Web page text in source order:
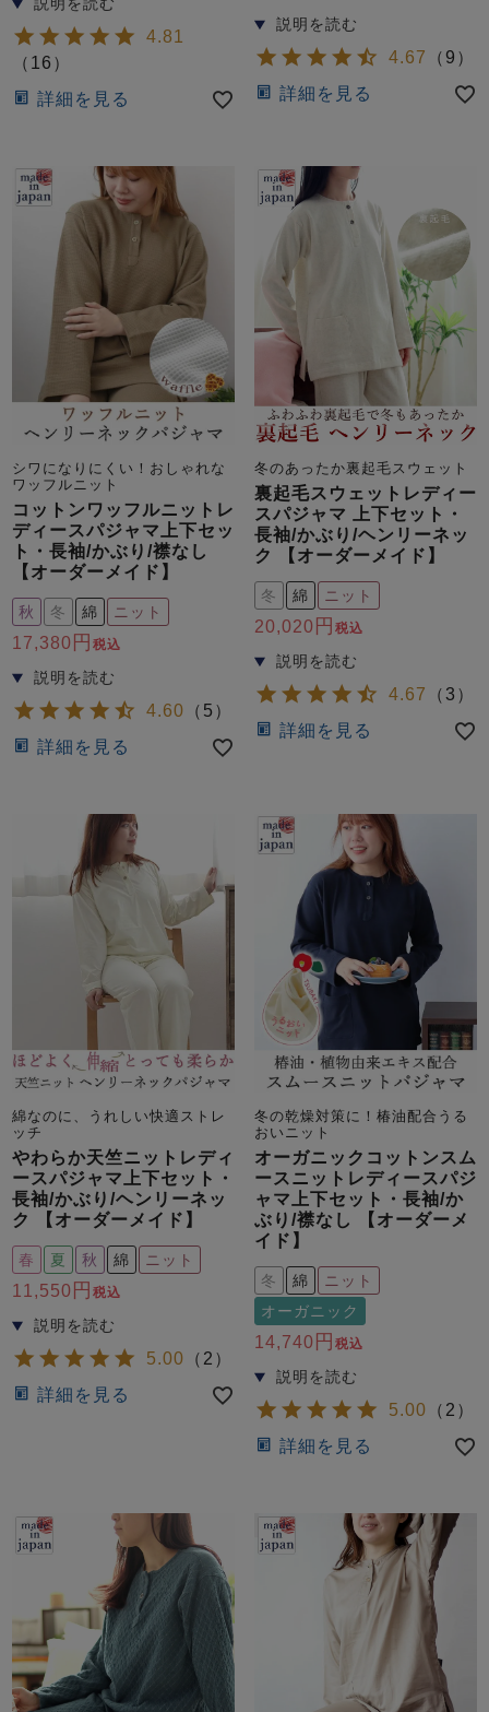
すべての季節のパジャマ一覧はこちら
き
ガールズ
上着
単品
ガールズ
ン単品
ボーイズ
上着
単品
ン単品
売れ筋ランキング
新着商品
すべてのデザインのパジャマ一覧はこちら
4.81
（ 16 ）
詳細を見る
4.67 （ 9 ）
詳細を見る
シワになりにくい！おしゃれな
ワッフルニット
コットンワッフルニットレ
ディースパジャマ上下セッ
ト・長袖/かぶり/襟なし
【オーダーメイド】
秋 冬 綿 ニット
17,380 税込
4.60 （ 5 ）
詳細を見る
冬のあったか裏起毛スウェット
裏起毛スウェットレディー
スパジャマ 上下セット・
長袖/かぶり/ヘンリーネッ
ク 【オーダーメイド】
冬 綿 ニット
20,020 税込
4.67 （3 ）
詳細を見る
綿なのに、うれしい快適ストレ
ッチ
やわらか天竺ニットレディ
ースパジャマ上下セット・
長袖/かぶり/ヘンリーネッ
ク 【オーダーメイド】
春 夏 秋 綿 ニット
11,550 税込
5.00 （ 2 ）
詳細を見る
冬の乾燥対策に！椿油配合うる
おいニット
オーガニックコットンスム
ースニットレディースパジ
ャマ上下セット・長袖/か
ぶり/襟なし 【オーダーメ
イド】
冬 綿
ニット
オーガニック
14,740 税込
5.00 （ 2 ）
詳細を見る